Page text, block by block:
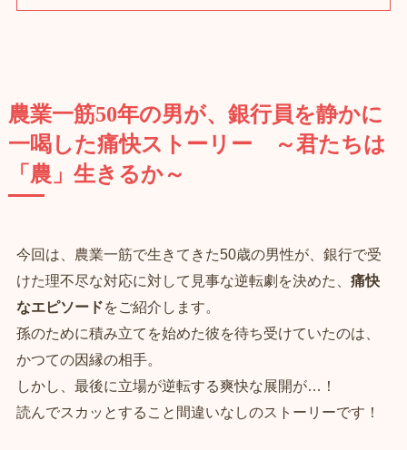
農業一筋50年の男が、銀行員を静かに
一喝した痛快ストーリー ～君たちは
「農」生きるか～
今回は、農業一筋で生きてきた50歳の男性が、銀行で受
けた理不尽な対応に対して見事な逆転劇を決めた、 痛快
なエピソードをご紹介します。
孫のために積み立てを始めた彼を待ち受けていたのは、
かつての因縁の相手。
しかし、最後に立場が逆転する爽快な展開が…！
読んでスカッとすること間違いなしのストーリーです！